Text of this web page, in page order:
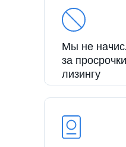
Мы не
за
лизингу